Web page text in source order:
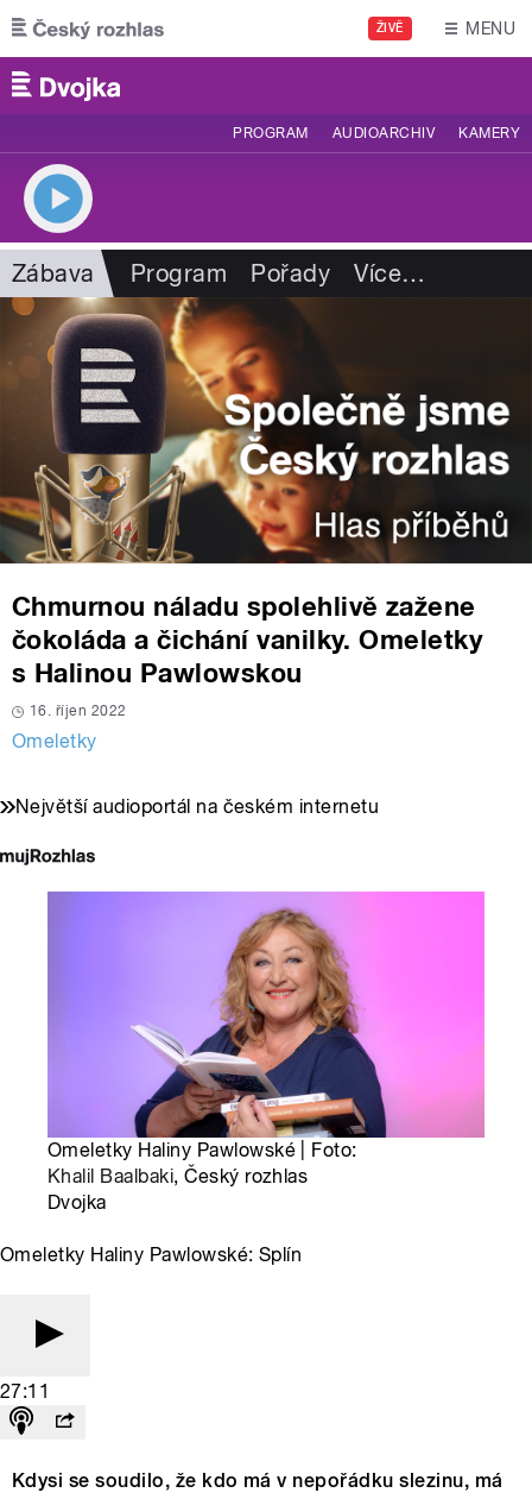
Přejít k hlavnímu obsahu
ŽIVĚ MENU
PROGRAM AUDIOARCHIV KAMERY
Zábava Program Pořady Více…
Chmurnou náladu spolehlivě zažene
čokoláda a čichání vanilky. Omeletky
s Halinou Pawlowskou
16. říjen 2022
Omeletky
Největší audioportál na českém internetu
Omeletky Haliny Pawlowské | Foto:
Khalil Baalbaki, Český rozhlas
Dvojka
Omeletky Haliny Pawlowské: Splín
27:11
Kdysi se soudilo, že kdo má v nepořádku slezinu, má